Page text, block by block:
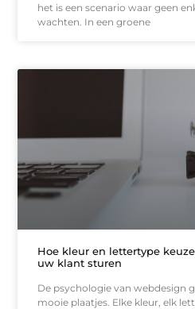
het is een scenario waar geen
wachten. In een groene
Hoe kleur en lettertype
uw klant sturen
De psychologie van webdesign
mooie plaatjes. Elke kleur, elk